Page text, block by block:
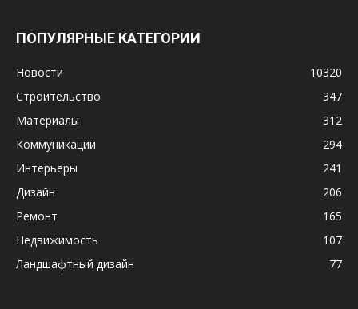
ПОПУЛЯРНЫЕ КАТЕГОРИИ
Новости
10320
Строительство
347
Материалы
312
Коммуникации
294
Интерьеры
241
Дизайн
206
Ремонт
165
Недвижимость
107
Ландшафтный дизайн
77